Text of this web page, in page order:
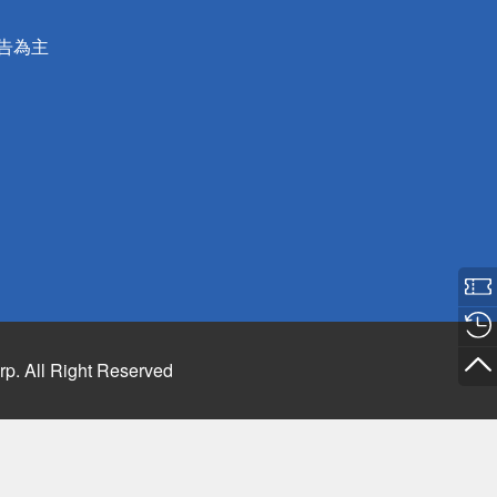
為主
All Right Reserved